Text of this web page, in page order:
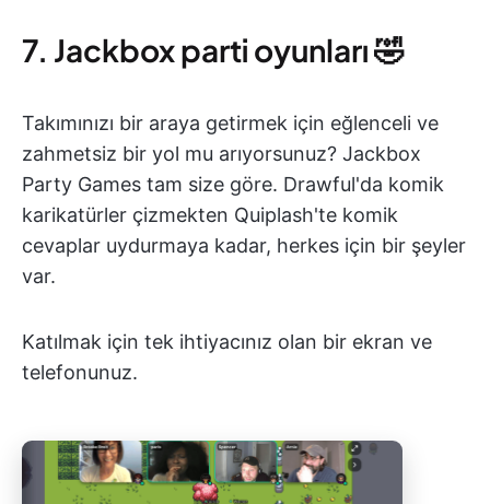
7. Jackbox parti oyunları 🤣
Takımınızı bir araya getirmek için eğlenceli ve
zahmetsiz bir yol mu arıyorsunuz? Jackbox
Party Games tam size göre. Drawful'da komik
karikatürler çizmekten Quiplash'te komik
cevaplar uydurmaya kadar, herkes için bir şeyler
var.
Katılmak için tek ihtiyacınız olan bir ekran ve
telefonunuz.